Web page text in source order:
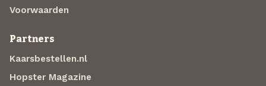
Voorwaarden
Partners
Kaarsbestellen.nl
Hopster Magazine